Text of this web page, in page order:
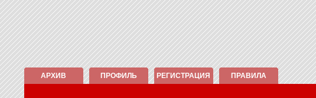
АРХИВ ПРОФИЛЬ РЕГИСТРАЦИЯ ПРАВИЛА